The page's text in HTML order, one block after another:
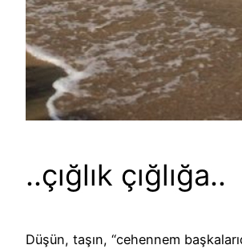
..çığlık çığlığa..
Düşün, taşın, “cehennem